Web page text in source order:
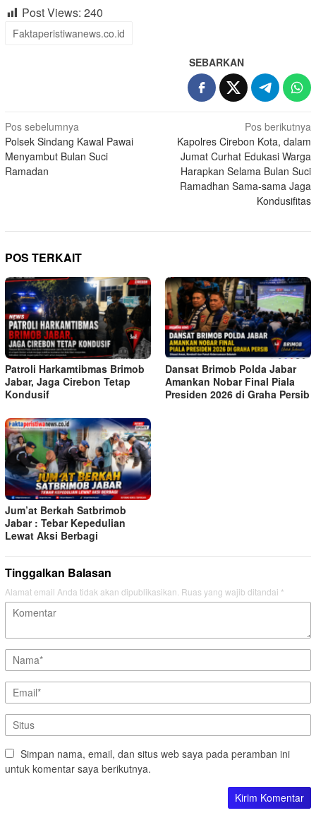
Post Views: 240
Faktaperistiwanews.co.id
SEBARKAN
Navigasi
pos
Pos sebelumnya
Polsek Sindang Kawal Pawai
Menyambut Bulan Suci
Ramadan
Pos berikutnya
Kapolres Cirebon Kota, dalam
Jumat Curhat Edukasi Warga
Harapkan Selama Bulan Suci
Ramadhan Sama-sama Jaga
Kondusifitas
POS TERKAIT
Patroli Harkamtibmas Brimob
Jabar, Jaga Cirebon Tetap
Kondusif
Dansat Brimob Polda Jabar
Amankan Nobar Final Piala
Presiden 2026 di Graha Persib
Jum’at Berkah Satbrimob
Jabar : Tebar Kepedulian
Lewat Aksi Berbagi
Tinggalkan Balasan
Alamat email Anda tidak akan dipublikasikan. Ruas yang wajib ditandai *
Simpan nama, email, dan situs web saya pada peramban ini
untuk komentar saya berikutnya.